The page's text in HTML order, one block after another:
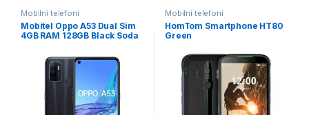
Mobilni telefoni
Mobitel Oppo A53 Dual Sim
4GB RAM 128GB Black Soda
Mobilni telefoni
HomTom Smartphone HT80
Green